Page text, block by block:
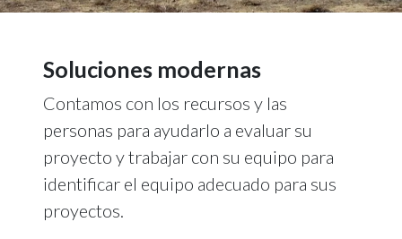
Soluciones modernas
Contamos con los recursos y las
personas para ayudarlo a evaluar su
proyecto y trabajar con su equipo para
identificar el equipo adecuado para sus
proyectos.